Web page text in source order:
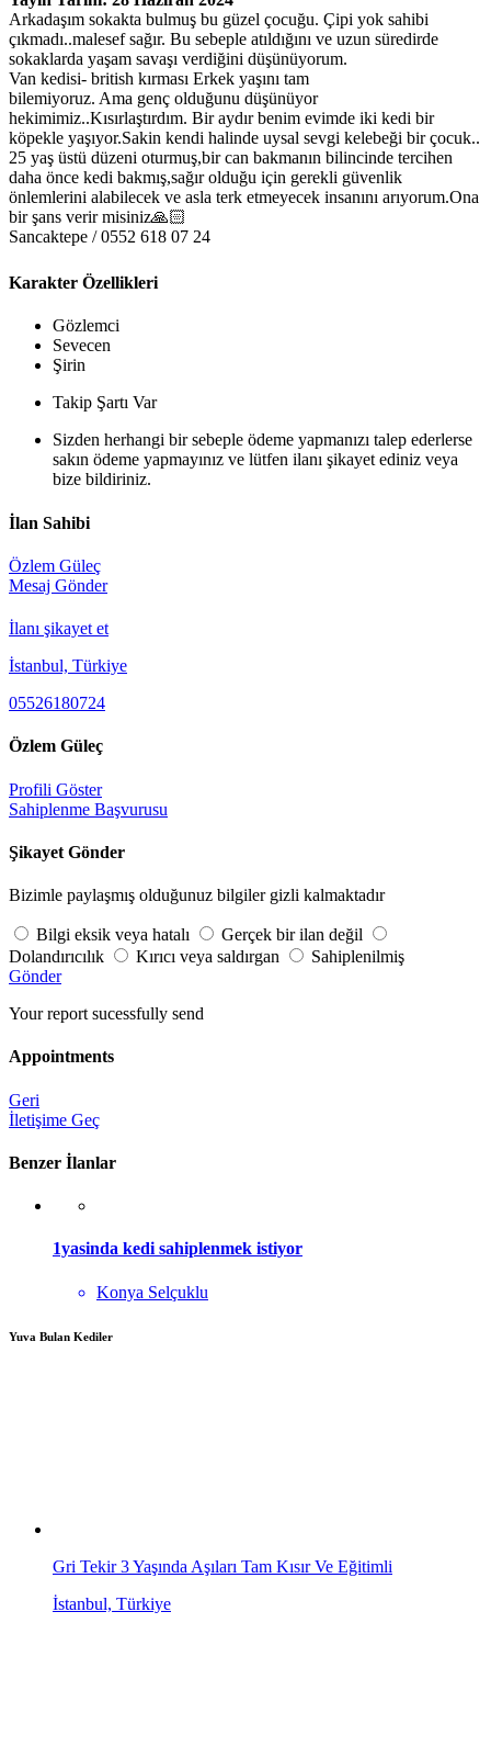
Arkadaşım sokakta bulmuş bu güzel çocuğu. Çipi yok sahibi
çıkmadı..malesef sağır. Bu sebeple atıldığını ve uzun süredirde
sokaklarda yaşam savaşı verdiğini düşünüyorum.
Van kedisi- british kırması Erkek yaşını tam
bilemiyoruz. Ama genç olduğunu düşünüyor
hekimimiz..Kısırlaştırdım. Bir aydır benim evimde iki kedi bir
köpekle yaşıyor.Sakin kendi halinde uysal sevgi kelebeği bir çocuk..
25 yaş üstü düzeni oturmuş,bir can bakmanın bilincinde tercihen
daha önce kedi bakmış,sağır olduğu için gerekli güvenlik
önlemlerini alabilecek ve asla terk etmeyecek insanını arıyorum.Ona
bir şans verir misiniz🙏🏻
Sancaktepe / 0552 618 07 24
Karakter Özellikleri
Gözlemci
Sevecen
Şirin
Takip Şartı Var
Sizden herhangi bir sebeple ödeme yapmanızı talep ederlerse
sakın ödeme yapmayınız ve lütfen ilanı şikayet ediniz veya
bize bildiriniz.
İlan Sahibi
Özlem Güleç
Mesaj Gönder
İlanı şikayet et
İstanbul, Türkiye
05526180724
Özlem Güleç
Profili Göster
Sahiplenme Başvurusu
Şikayet Gönder
Bizimle paylaşmış olduğunuz bilgiler gizli kalmaktadır
Bilgi eksik veya hatalı
Gerçek bir ilan değil
Dolandırıcılık
Kırıcı veya saldırgan
Sahiplenilmiş
Gönder
Your report sucessfully send
Appointments
Geri
İletişime Geç
Benzer İlanlar
1yasinda kedi sahiplenmek istiyor
Konya Selçuklu
Yuva Bulan Kediler
Gri Tekir 3 Yaşında Aşıları Tam Kısır Ve Eğitimli
İstanbul, Türkiye